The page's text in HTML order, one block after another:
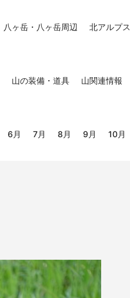
八ヶ岳・八ヶ岳周辺 北アルプス
山の装備・道具 山関連情報
6月 7月 8月 9月 10月